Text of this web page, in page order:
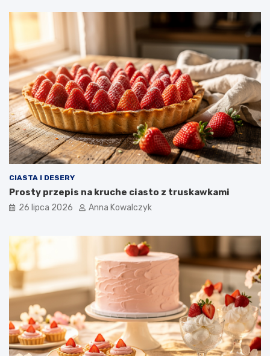
CIASTA I DESERY
Prosty przepis na kruche ciasto z truskawkami
26 lipca 2026 Anna Kowalczyk